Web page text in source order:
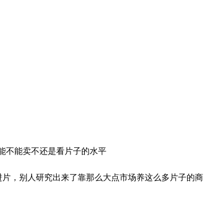
不能卖不还是看片子的水平
，别人研究出来了靠那么大点市场养这么多片子的商